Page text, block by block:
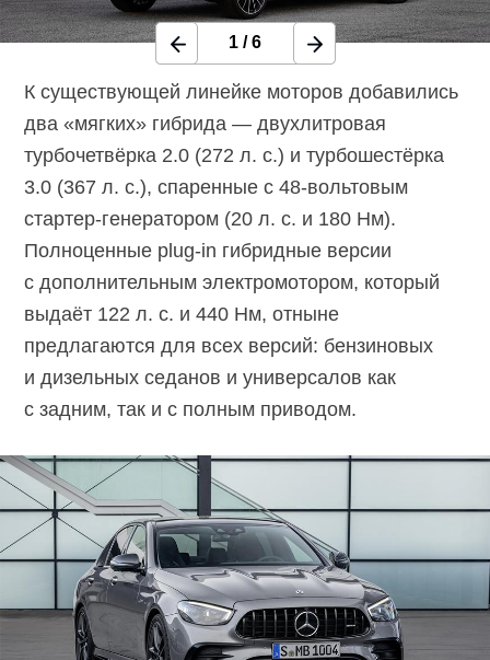
1 /6
К существующей линейке моторов добавились
два «мягких» гибрида — двухлитровая
турбочетвёрка 2.0 (272 л. с.) и турбошестёрка
3.0 (367 л. с.), спаренные с 48-вольтовым
стартер-генератором (20 л. с. и 180 Нм).
Полноценные plug-in гибридные версии
с дополнительным электромотором, который
выдаёт 122 л. с. и 440 Нм, отныне
предлагаются для всех версий: бензиновых
и дизельных седанов и универсалов как
с задним, так и с полным приводом.